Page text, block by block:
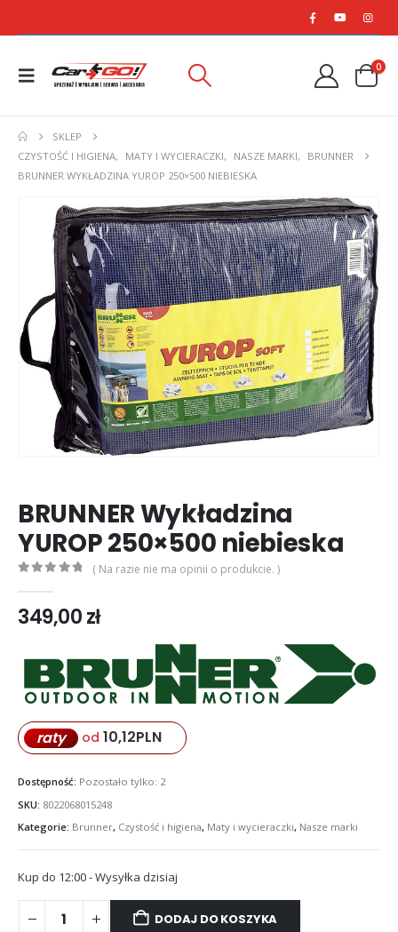
0
SKLEP
CZYSTOŚĆ I HIGIENA, MATY I WYCIERACZKI, NASZE MARKI,
BRUNNER
BRUNNER WYKŁADZINA YUROP 250×500 NIEBIESKA
BRUNNER Wykładzina
YUROP 250×500 niebieska
( Na razie nie ma opinii o produkcie. )
349,00zł
raty od 10,12PLN
Dostępność: Pozostało tylko: 2
SKU: 8022068015248
Kategorie: Brunner, Czystość i higiena, Maty i wycieraczki, Nasze marki
Kup do 12:00 - Wysyłka dzisiaj
DODAJ DO KOSZYKA